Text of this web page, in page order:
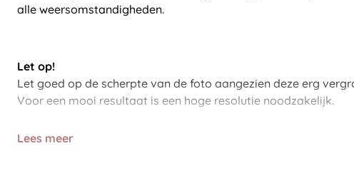
alle weersomstandigheden.
Let op!
Let goed op de scherpte van de foto aangezien deze erg
Voor een mooi resultaat is een hoge resolutie noodzakelijk.
Lees meer